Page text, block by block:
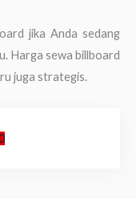
jika Anda sedang
Harga sewa billboard
juga strategis.